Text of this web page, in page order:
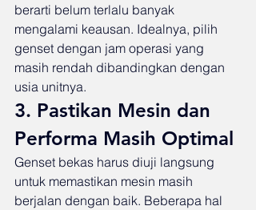
berarti belum terlalu banyak
mengalami keausan. Idealnya, pilih
genset dengan jam operasi yang
masih rendah dibandingkan dengan
usia unitnya.
3. Pastikan Mesin dan
Performa Masih Optimal
Genset bekas harus diuji langsung
untuk memastikan mesin masih
berjalan dengan baik. Beberapa hal